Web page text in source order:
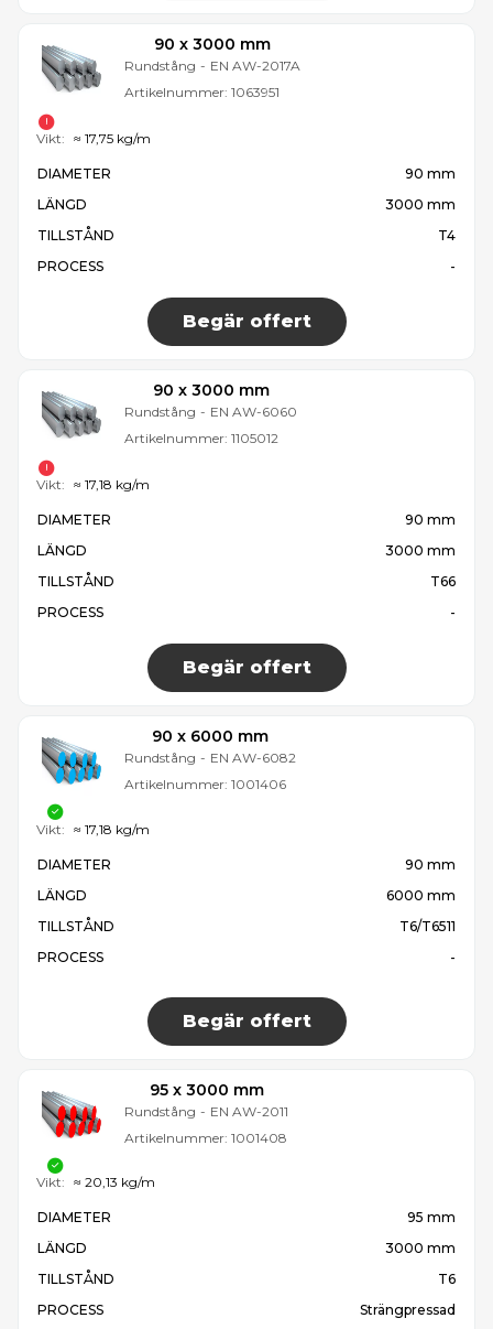
90 x 3000 mm
Rundstång - EN AW-2017A
Artikelnummer: 1063951
DIAMETER
90 mm
LÄNGD
3000 mm
TILLSTÅND
T4
PROCESS
-
Begär offert
Vikt: ≈ 17,75 kg/m
90 x 3000 mm
Rundstång - EN AW-6060
Artikelnummer: 1105012
DIAMETER
90 mm
LÄNGD
3000 mm
TILLSTÅND
T66
PROCESS
-
Begär offert
Vikt: ≈ 17,18 kg/m
90 x 6000 mm
Rundstång - EN AW-6082
Artikelnummer: 1001406
DIAMETER
90 mm
LÄNGD
6000 mm
TILLSTÅND
T6/T6511
PROCESS
-
Begär offert
Vikt: ≈ 17,18 kg/m
95 x 3000 mm
Rundstång - EN AW-2011
Artikelnummer: 1001408
DIAMETER
95 mm
LÄNGD
3000 mm
TILLSTÅND
T6
PROCESS
Strängpressad
Vikt: ≈ 20,13 kg/m